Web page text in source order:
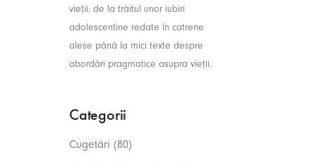
vieții: de la trăitul unor iubiri
adolescentine redate în catrene
alese până la mici texte despre
abordări pragmatice asupra vieții.
Categorii
Cugetări (80)